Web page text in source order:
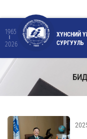
1965
2026
ХҮНСНИЙ
СУРГУУЛЬ